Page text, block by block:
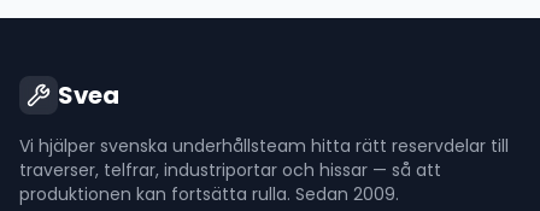
Svea
Vi hjälper svenska underhållsteam hitta rätt reservdelar till
traverser, telfrar, industriportar och hissar — så att
produktionen kan fortsätta rulla. Sedan 2009.